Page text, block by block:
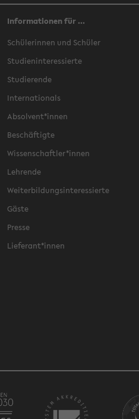
Informationen für ...
Schülerinnen und Schüler
Studieninteressierte
Studierende
Internationals
Absolvent*innen
Beschäftigte
Wissenschaftler*innen
Lehrende
Weiterbildungsinteressierte
Gäste
Presse
Lieferant*innen